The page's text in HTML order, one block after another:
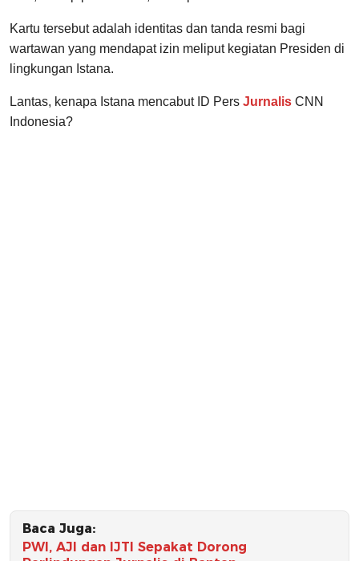
Kartu tersebut adalah identitas dan tanda resmi bagi
wartawan yang mendapat izin meliput kegiatan Presiden di
lingkungan Istana.
Lantas, kenapa Istana mencabut ID Pers Jurnalis CNN
Indonesia?
Baca Juga:
PWI, AJI dan IJTI Sepakat Dorong